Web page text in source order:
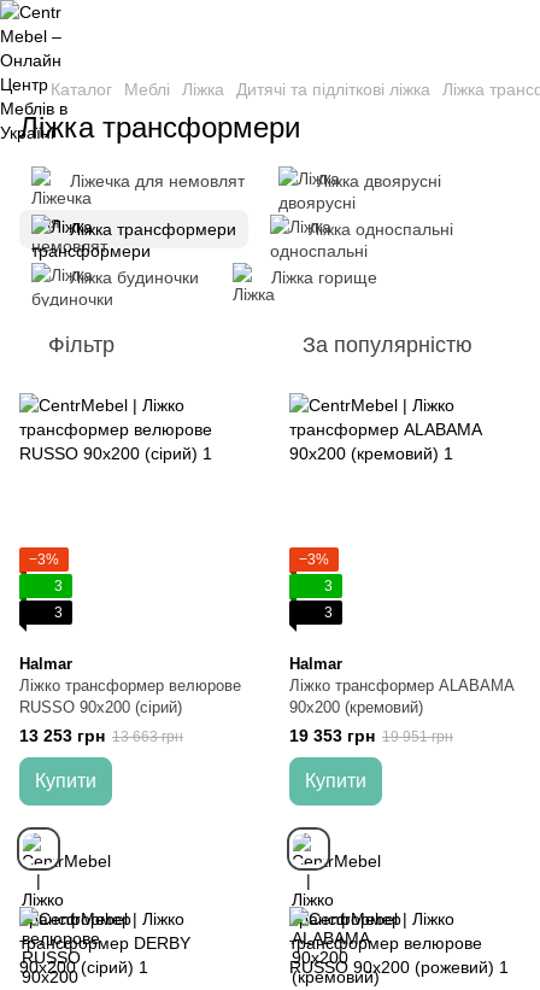
Каталог Меблі Ліжка Дитячі та підліткові ліжка Ліжка
Ліжка трансформери
Ліжечка для немовлят Ліжка двоярусні
Ліжка трансформери Ліжка односпальні
Ліжка будиночки Ліжка горище
Фільтр За популярністю
−3%
3
3
Halmar
Ліжко трансформер велюрове
RUSSO 90x200 (сірий)
13 253 грн 13 663 грн
Купити
−3%
3
3
Halmar
Ліжко трансформер ALABAMA
90х200 (кремовий)
19 353 грн 19 951 грн
Купити